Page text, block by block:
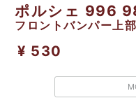
ポルシェ 996
フロントバンパー上
¥ 530